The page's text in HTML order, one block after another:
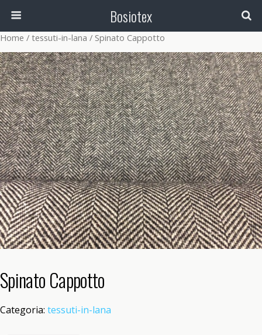
Bosiotex
Home / tessuti-in-lana / Spinato Cappotto
Spinato Cappotto
Categoria: tessuti-in-lana